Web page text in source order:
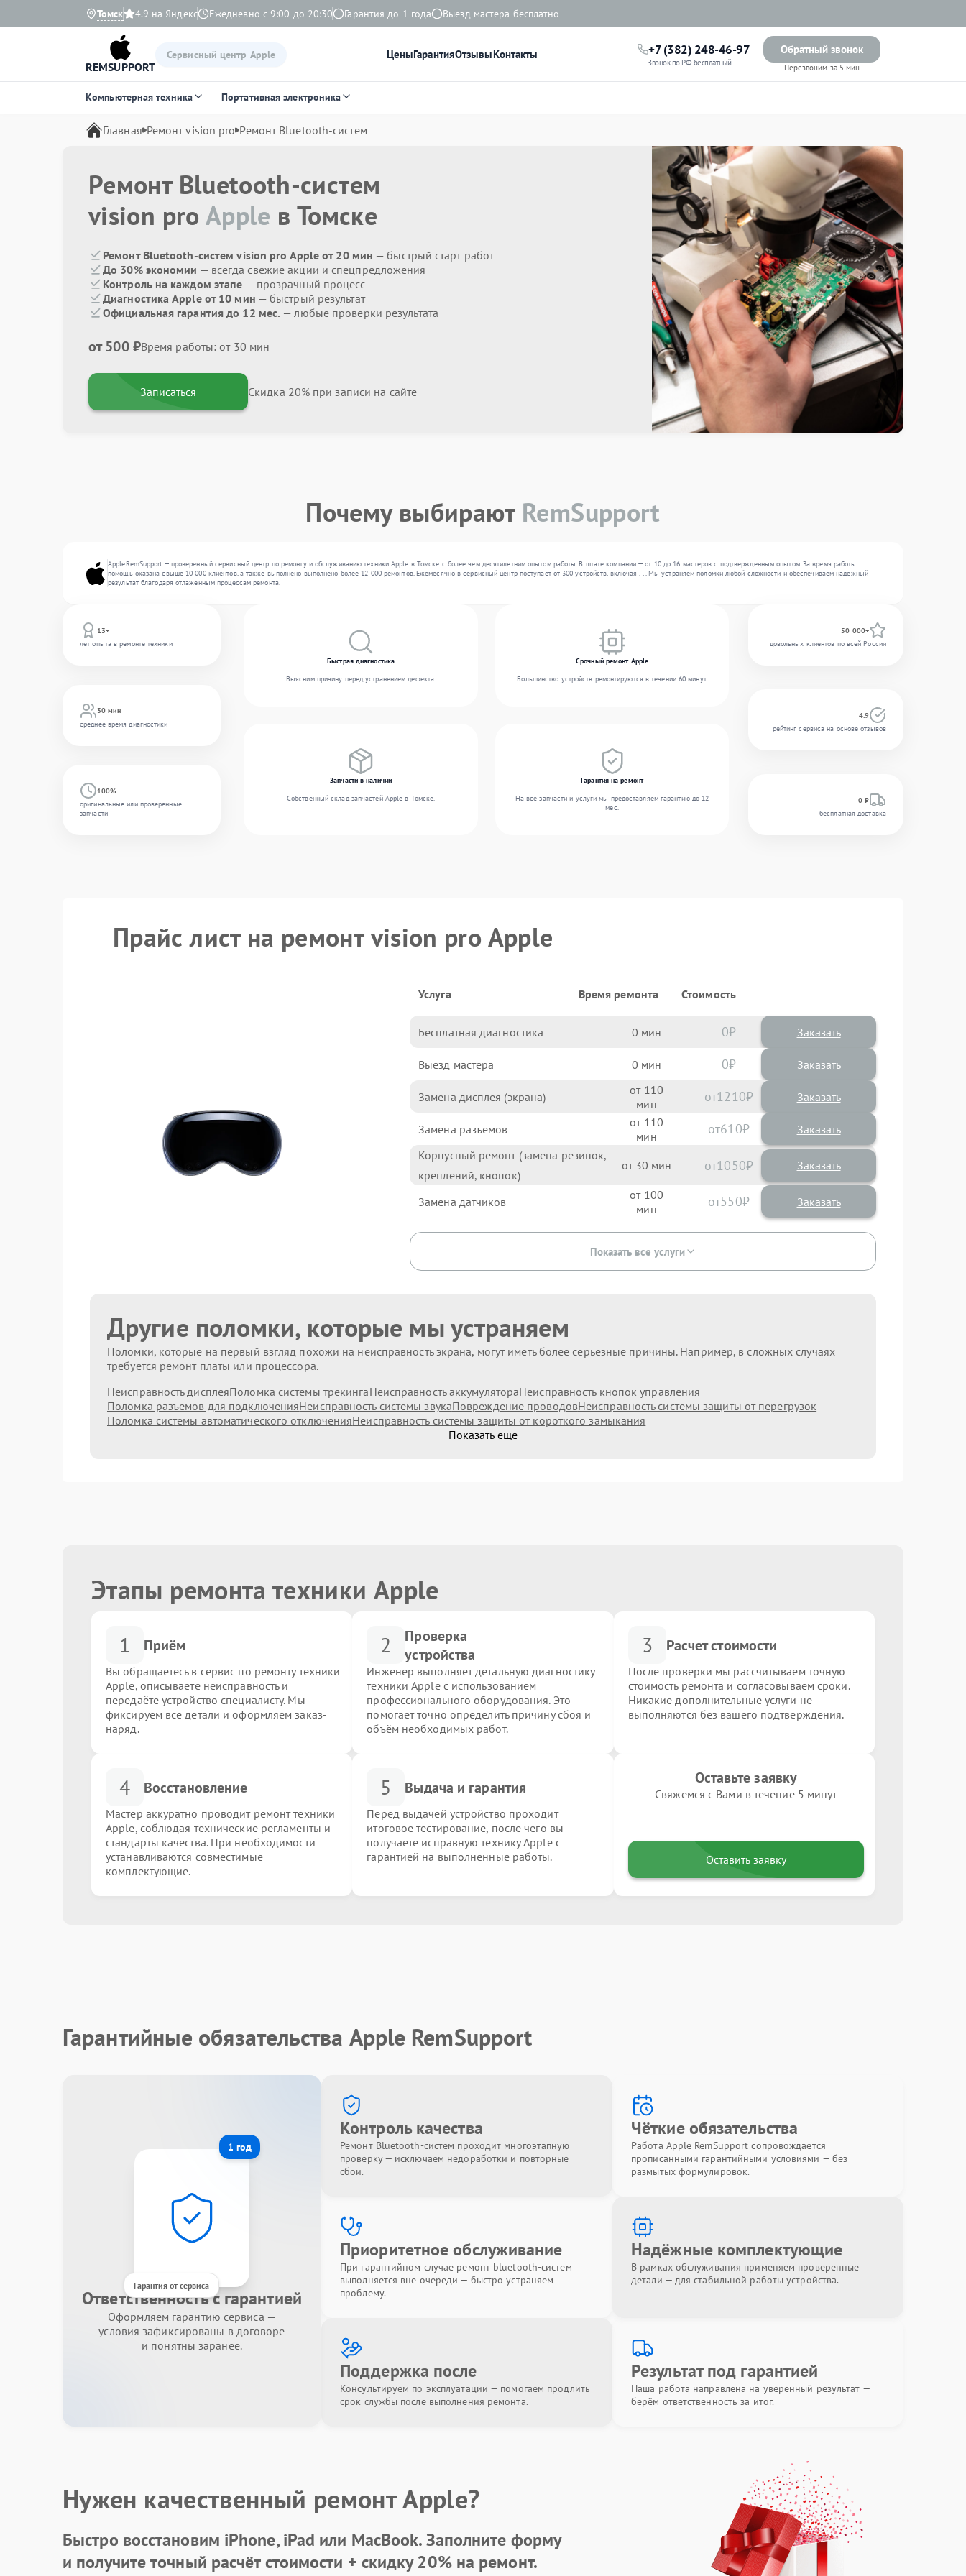
Томск 4.9 на Яндекс Ежедневно с 9:00 до 20:30 Гарантия до 1 года Выезд мастера бесплатно
REMSUPPORT
Сервисный центр Apple ЦеныГарантияОтзывыКонтакты +7 (382) 248-46-97
Звонок по РФ бесплатный
Обратный звонок
Перезвоним за 5 мин
Компьютерная техника Портативная электроника
Главная Ремонт vision pro Ремонт Bluetooth-систем
Ремонт Bluetooth-систем
vision pro Apple в Томске
Ремонт Bluetooth-систем vision pro Apple от 20 мин — быстрый старт работ
До 30% экономии — всегда свежие акции и спецпредложения
Контроль на каждом этапе — прозрачный процесс
Диагностика Apple от 10 мин — быстрый результат
Официальная гарантия до 12 мес. — любые проверки результата
от 500 ₽Время работы: от 30 мин
Записаться Скидка 20% при записи на сайте
Почему выбирают RemSupport
AppleRemSupport — проверенный сервисный центр по ремонту и обслуживанию техники Apple в Томске с более чем десятилетним опытом работы. В штате компании — от 10 до 16 мастеров с подтвержденным опытом. За время работы
помощь оказана свыше 10 000 клиентов, а также выполнено выполнено более 12 000 ремонтов. Ежемесячно в сервисный центр поступает от 300 устройств, включая , , . Мы устраняем поломки любой сложности и обеспечиваем надежный
результат благодаря отлаженным процессам ремонта.
13+
лет опыта в ремонте техники
30 мин
среднее время диагностики
100%
оригинальные или проверенные
запчасти
Быстрая диагностика
Выясним причину перед устранением дефекта.
Срочный ремонт Apple
Большинство устройств ремонтируются в течении 60 минут.
Запчасти в наличии
Собственный склад запчастей Apple в Томске.
Гарантия на ремонт
На все запчасти и услуги мы предоставляем гарантию до 12
мес.
50 000+
довольных клиентов по всей России
4.9
рейтинг сервиса на основе отзывов
0 ₽
бесплатная доставка
Прайс лист на ремонт vision pro Apple
Услуга Время ремонта Стоимость
Бесплатная диагностика 0 0 Заказать
Выезд мастера 0 0 Заказать
Замена дисплея (экрана) 110 1210
Замена разъемов 110 610
Корпусный ремонт (замена резинок,
креплений, кнопок)
30 1050
Замена датчиков 100 550
Показать все услуги
Другие поломки, которые мы устраняем
Поломки, которые на первый взгляд похожи на неисправность экрана, могут иметь более серьезные причины. Например, в сложных случаях
требуется ремонт платы или процессора.
Неисправность дисплеяПоломка системы трекингаНеисправность аккумулятораНеисправность кнопок управления
Поломка разъемов для подключенияНеисправность системы звукаПовреждение проводовНеисправность системы защиты от перегрузок
Поломка системы автоматического отключенияНеисправность системы защиты от короткого замыкания
Показать еще
Этапы ремонта техники Apple
1 Приём
Вы обращаетесь в сервис по ремонту техники
Apple, описываете неисправность и
передаёте устройство специалисту. Мы
фиксируем все детали и оформляем заказ-
наряд.
2
Проверка
устройства
Инженер выполняет детальную диагностику
техники Apple с использованием
профессионального оборудования. Это
помогает точно определить причину сбоя и
объём необходимых работ.
3 Расчет стоимости
После проверки мы рассчитываем точную
стоимость ремонта и согласовываем сроки.
Никакие дополнительные услуги не
выполняются без вашего подтверждения.
4 Восстановление
Мастер аккуратно проводит ремонт техники
Apple, соблюдая технические регламенты и
стандарты качества. При необходимости
устанавливаются совместимые
комплектующие.
5 Выдача и гарантия
Перед выдачей устройство проходит
итоговое тестирование, после чего вы
получаете исправную технику Apple с
гарантией на выполненные работы.
Оставьте заявку
Свяжемся с Вами в течение 5 минут
Оставить заявку
Гарантийные обязательства Apple RemSupport
1 год
Гарантия от сервиса
Ответственность с гарантией
Оформляем гарантию сервиса —
условия зафиксированы в договоре
и понятны заранее.
Контроль качества
Ремонт Bluetooth-систем проходит многоэтапную
проверку — исключаем недоработки и повторные
сбои.
Чёткие обязательства
Работа Apple RemSupport сопровождается
прописанными гарантийными условиями — без
размытых формулировок.
Приоритетное обслуживание
При гарантийном случае ремонт bluetooth-систем
выполняется вне очереди — быстро устраняем
проблему.
Надёжные комплектующие
В рамках обслуживания применяем проверенные
детали — для стабильной работы устройства.
Поддержка после
Консультируем по эксплуатации — помогаем продлить
срок службы после выполнения ремонта.
Результат под гарантией
Наша работа направлена на уверенный результат —
берём ответственность за итог.
Нужен качественный ремонт Apple?
Быстро восстановим iPhone, iPad или MacBook.Заполните форму
и получите точный расчёт стоимости + скидку 20%на ремонт.